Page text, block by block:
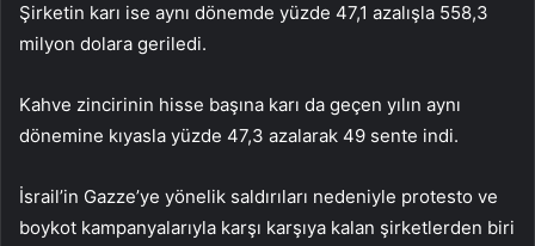
Şirketin karı ise aynı dönemde yüzde 47,1 azalışla 558,3
milyon dolara geriledi.
Kahve zincirinin hisse başına karı da geçen yılın aynı
dönemine kıyasla yüzde 47,3 azalarak 49 sente indi.
İsrail’in Gazze’ye yönelik saldırıları nedeniyle protesto ve
boykot kampanyalarıyla karşı karşıya kalan şirketlerden biri